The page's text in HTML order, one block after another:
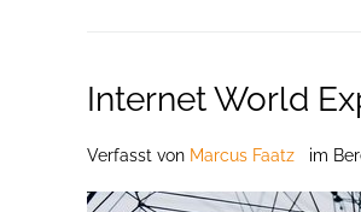
Internet World
Verfasst von Marcus Faatz im